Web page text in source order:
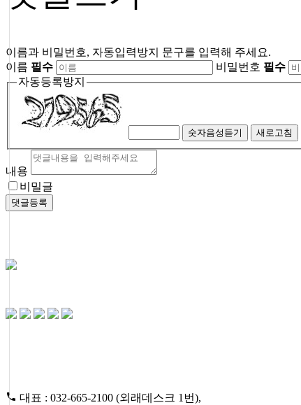
이름과 비밀번호, 자동입력방지 문구를 입력해 주세요.
이름 필수 비밀번호 필수
자동등록방지
숫자음성듣기 새로고침
내용
비밀글
댓글등록
대표 : 032-665-2100 (외래데스크 1번),